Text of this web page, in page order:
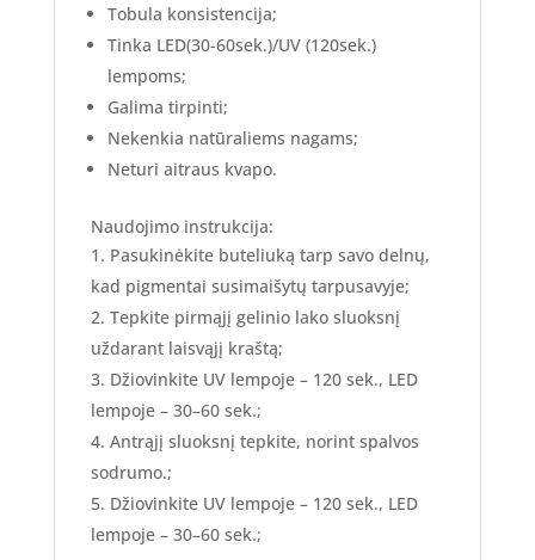
Tobula konsistencija;
Tinka LED(30-60sek.)/UV (120sek.)
lempoms;
Galima tirpinti;
Nekenkia natūraliems nagams;
Neturi aitraus kvapo.
Naudojimo instrukcija:
Pasukinėkite buteliuką tarp savo delnų,
kad pigmentai susimaišytų tarpusavyje;
Tepkite pirmąjį gelinio lako sluoksnį
uždarant laisvąjį kraštą;
Džiovinkite UV lempoje – 120 sek., LED
lempoje – 30–60 sek.;
Antrąjį sluoksnį tepkite, norint spalvos
sodrumo.;
Džiovinkite UV lempoje – 120 sek., LED
lempoje – 30–60 sek.;